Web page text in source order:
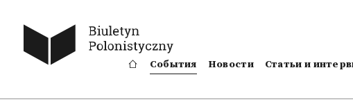
События Новости Статьи и